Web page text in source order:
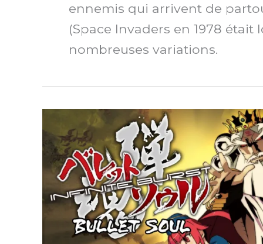
ennemis qui arrivent de
(Space Invaders en 1978 était
nombreuses variations.